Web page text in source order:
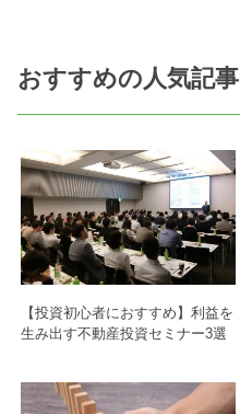
おすすめの人気記事
【投資初心者におすすめ】利益を
生み出す不動産投資セミナー3選